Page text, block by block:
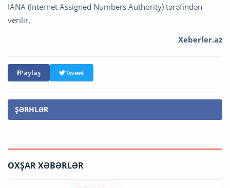
IANA (Internet Assigned Numbers Authority) tərəfindən
verilir.
Xeberler.az
Paylaş Tweet
ŞƏRHLƏR
OXŞAR XƏBƏRLƏR